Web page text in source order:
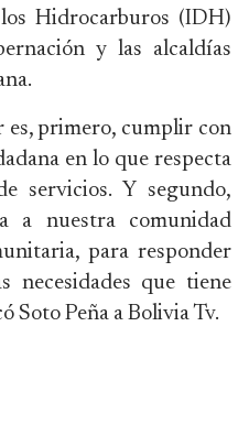
Hidrocarburos (IDH)
y las alcaldías
es, primero, cumplir con
en lo que respecta
servicios. Y segundo,
a nuestra comunidad
para responder
necesidades que tiene
Soto Peña a Bolivia Tv.